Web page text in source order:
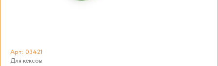
Арт: 03421
Для кексов